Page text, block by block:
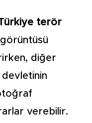
terör
diğer
devletinin
verebilir.